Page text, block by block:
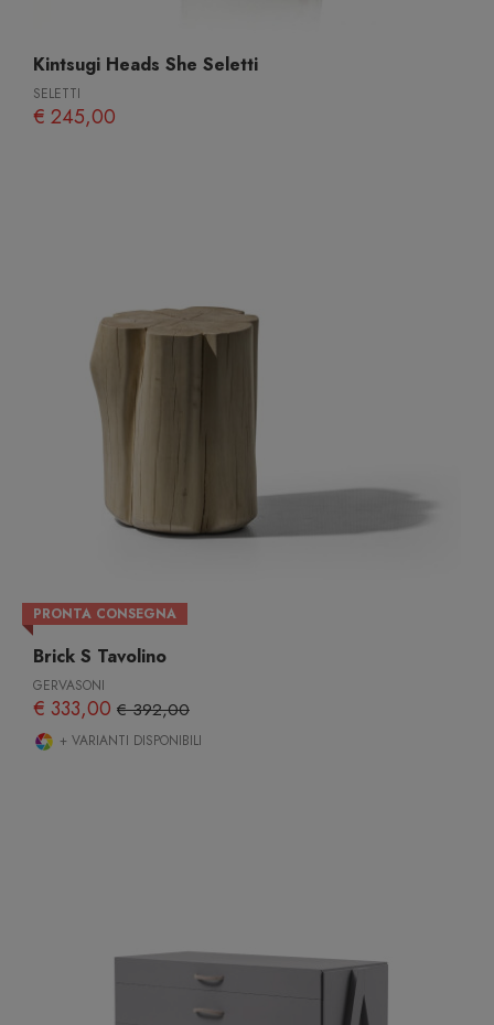
Kintsugi Heads She Seletti
SELETTI
€ 245,00
PRONTA CONSEGNA
Brick S Tavolino
GERVASONI
€ 333,00 € 392,00
+ VARIANTI DISPONIBILI